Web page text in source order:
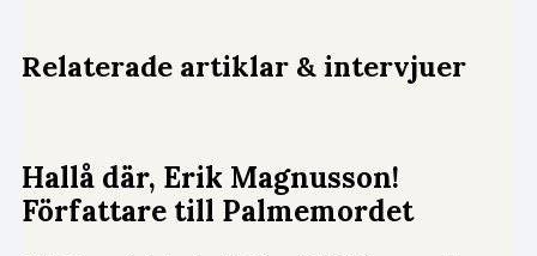
Relaterade artiklar & intervjuer
Hallå där, Erik Magnusson!
Författare till Palmemordet